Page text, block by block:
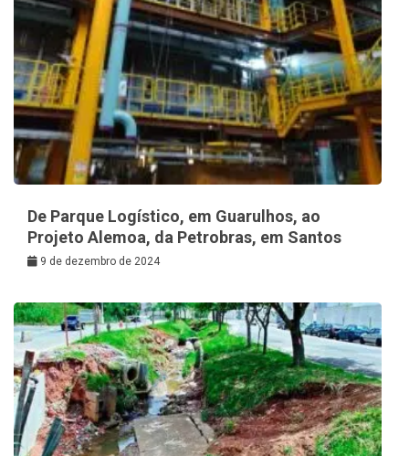
De Parque Logístico, em Guarulhos, ao
Projeto Alemoa, da Petrobras, em Santos
9 de dezembro de 2024